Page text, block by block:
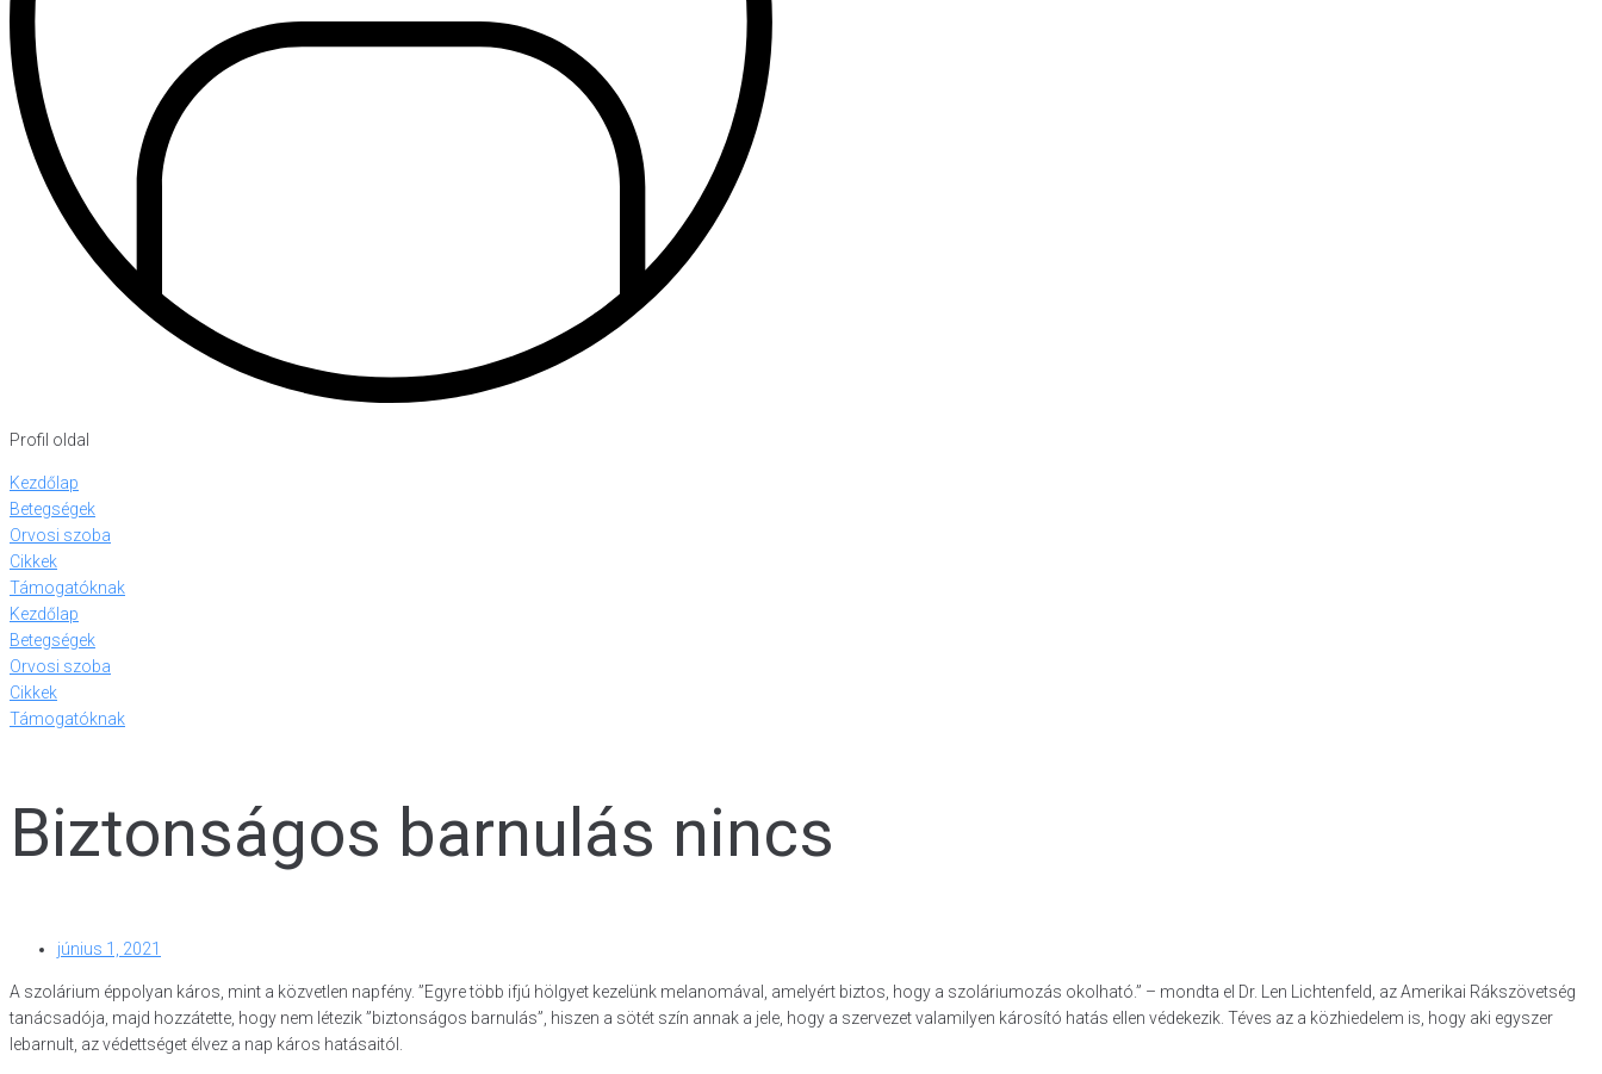
Profil oldal
Kezdőlap
Betegségek
Orvosi szoba
Cikkek
Támogatóknak
Kezdőlap
Betegségek
Orvosi szoba
Cikkek
Támogatóknak
Biztonságos barnulás nincs
június 1, 2021
A szolárium éppolyan káros, mint a közvetlen napfény. ”Egyre több ifjú hölgyet kezelünk melanomával, amelyért biztos, hogy a szoláriumozás okolható.” – mondta el Dr. Len Lichtenfeld, az Amerikai Rákszövetség
tanácsadója, majd hozzátette, hogy nem létezik ”biztonságos barnulás”, hiszen a sötét szín annak a jele, hogy a szervezet valamilyen károsító hatás ellen védekezik. Téves az a közhiedelem is, hogy aki egyszer
lebarnult, az védettséget élvez a nap káros hatásaitól.